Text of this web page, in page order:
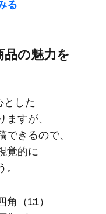
る
品の​魅力を​
とした​
すが、​
きるので、​
覚的に​
（1:1）